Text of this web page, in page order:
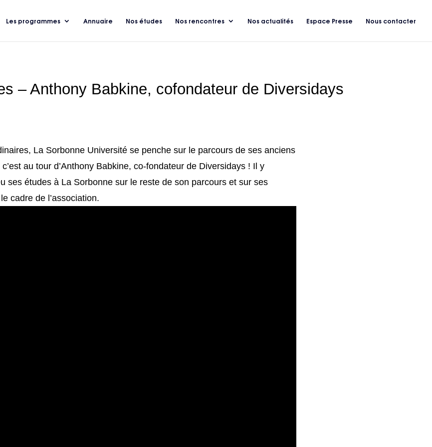
Les programmes Annuaire Nos études Nos rencontres Nos actualités Espace Presse Nous contacter
– Anthony Babkine, cofondateur de Diversidays
La Sorbonne Université se penche sur le parcours de ses anciens
au tour d’Anthony Babkine, co-fondateur de Diversidays ! Il y
ses études à La Sorbonne sur le reste de son parcours et sur ses
cadre de l’association.